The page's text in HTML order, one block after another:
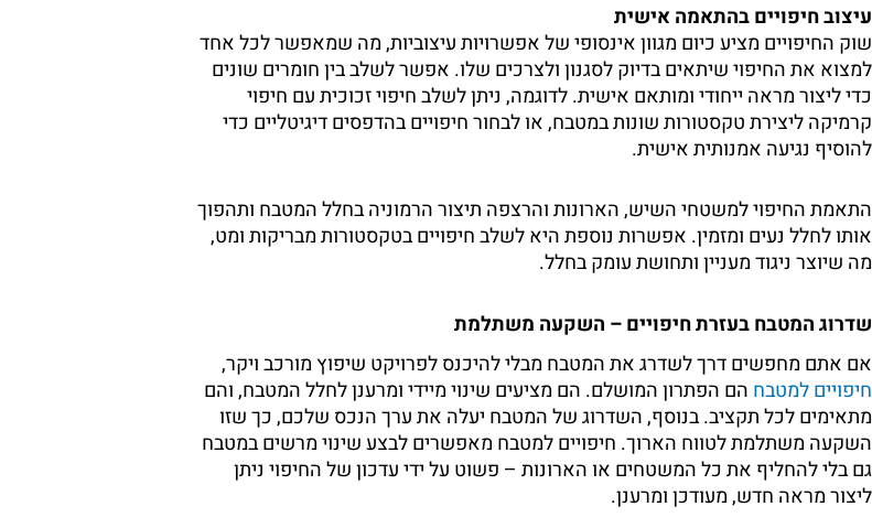
עיצוב חיפויים בהתאמה אישית
שוק החיפויים מציע כיום מגוון אינסופי של אפשרויות עיצוביות, מה שמאפשר לכל אחד
למצוא את החיפוי שיתאים בדיוק לסגנון ולצרכים שלו. אפשר לשלב בין חומרים שונים
כדי ליצור מראה ייחודי ומותאם אישית. לדוגמה, ניתן לשלב חיפוי זכוכית עם חיפוי
קרמיקה ליצירת טקסטורות שונות במטבח, או לבחור חיפויים בהדפסים דיגיטליים כדי
להוסיף נגיעה אמנותית אישית.
התאמת החיפוי למשטחי השיש, הארונות והרצפה תיצור הרמוניה בחלל המטבח ותהפוך
אותו לחלל נעים ומזמין. אפשרות נוספת היא לשלב חיפויים בטקסטורות מבריקות ומט,
מה שיוצר ניגוד מעניין ותחושת עומק בחלל.
שדרוג המטבח בעזרת חיפויים – השקעה משתלמת
אם אתם מחפשים דרך לשדרג את המטבח מבלי להיכנס לפרויקט שיפוץ מורכב ויקר,
חיפויים למטבח הם הפתרון המושלם. הם מציעים שינוי מיידי ומרענן לחלל המטבח, והם
מתאימים לכל תקציב. בנוסף, השדרוג של המטבח יעלה את ערך הנכס שלכם, כך שזו
השקעה משתלמת לטווח הארוך. חיפויים למטבח מאפשרים לבצע שינוי מרשים במטבח
גם בלי להחליף את כל המשטחים או הארונות – פשוט על ידי עדכון של החיפוי ניתן
ליצור מראה חדש, מעודכן ומרענן.